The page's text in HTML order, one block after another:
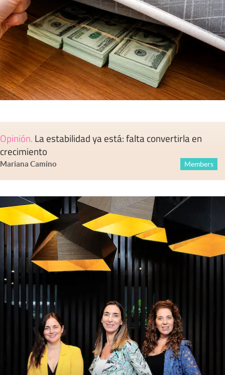
Opinión. La estabilidad ya está: falta convertirla en
crecimiento
Mariana Camino Members